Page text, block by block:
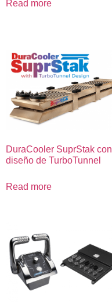
Read more
DuraCooler SuprStak con
diseño de TurboTunnel
Read more